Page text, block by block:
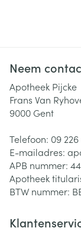
Neem
Apotheek Pijcke
Frans Van
9000 Gent
Telefoon: 09 226
E-mailadres:
APB nummer:
Apotheek
BTW nummer: